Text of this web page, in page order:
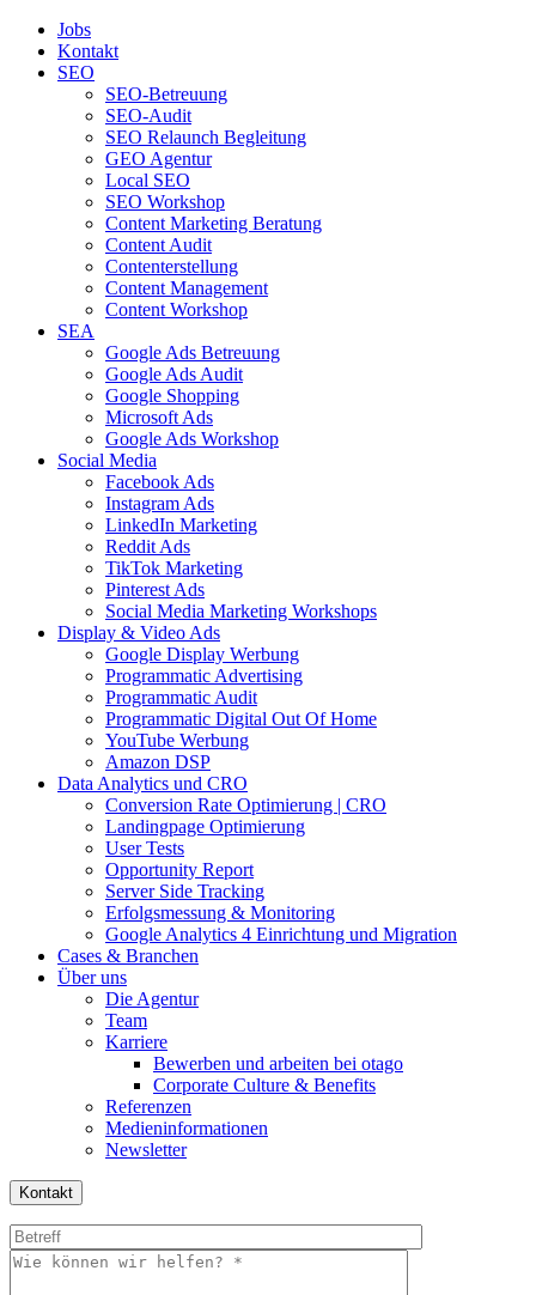
Jobs
Kontakt
SEO
SEO-Betreuung
SEO-Audit
SEO Relaunch Begleitung
GEO Agentur
Local SEO
SEO Workshop
Content Marketing Beratung
Content Audit
Contenterstellung
Content Management
Content Workshop
SEA
Google Ads Betreuung
Google Ads Audit
Google Shopping
Microsoft Ads
Google Ads Workshop
Social Media
Facebook Ads
Instagram Ads
LinkedIn Marketing
Reddit Ads
TikTok Marketing
Pinterest Ads
Social Media Marketing Workshops
Display & Video Ads
Google Display Werbung
Programmatic Advertising
Programmatic Audit
Programmatic Digital Out Of Home
YouTube Werbung
Amazon DSP
Data Analytics und CRO
Conversion Rate Optimierung | CRO
Landingpage Optimierung
User Tests
Opportunity Report
Server Side Tracking
Erfolgsmessung & Monitoring
Google Analytics 4 Einrichtung und Migration
Cases & Branchen
Über uns
Die Agentur
Team
Karriere
Bewerben und arbeiten bei otago
Corporate Culture & Benefits
Referenzen
Medieninformationen
Newsletter
Kontakt